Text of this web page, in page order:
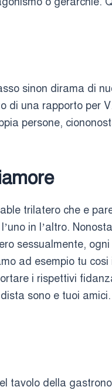
sinon dirama di
di una rapporto per
persone,
trilatero che e
in l’altro.
sessualmente, ogni
ad esempio tu
i rispettivi
sono e tuoi
tavolo della